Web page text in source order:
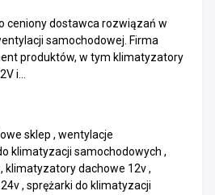
ceniony dostawca rozwiązań w
samochodowej. Firma
produktów, w tym klimatyzatory
i...
sklep , wentylacje
klimatyzacji samochodowych ,
klimatyzatory dachowe 12v ,
, sprężarki do klimatyzacji